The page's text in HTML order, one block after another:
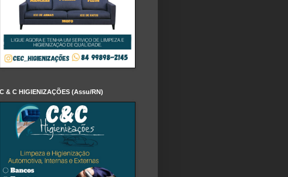
C & C HIGIENIZAÇÕES (Assu/RN)